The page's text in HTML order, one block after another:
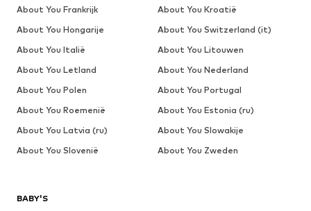
BABY'S
About You Frankrijk
About You Kroatië
About You Hongarije
About You Switzerland (it)
About You Italië
About You Litouwen
About You Letland
About You Nederland
About You Polen
About You Portugal
About You Roemenië
About You Estonia (ru)
About You Latvia (ru)
About You Slowakije
About You Slovenië
About You Zweden